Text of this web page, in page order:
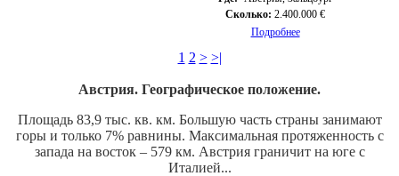
Сколько: 2.400.000 €
Подробнее
1 2 > >|
Австрия. Географическое положение.
Площадь 83,9 тыс. кв. км. Большую часть страны занимают
горы и только 7% равнины. Максимальная протяженность с
запада на восток – 579 км. Австрия граничит на юге с
Италией...